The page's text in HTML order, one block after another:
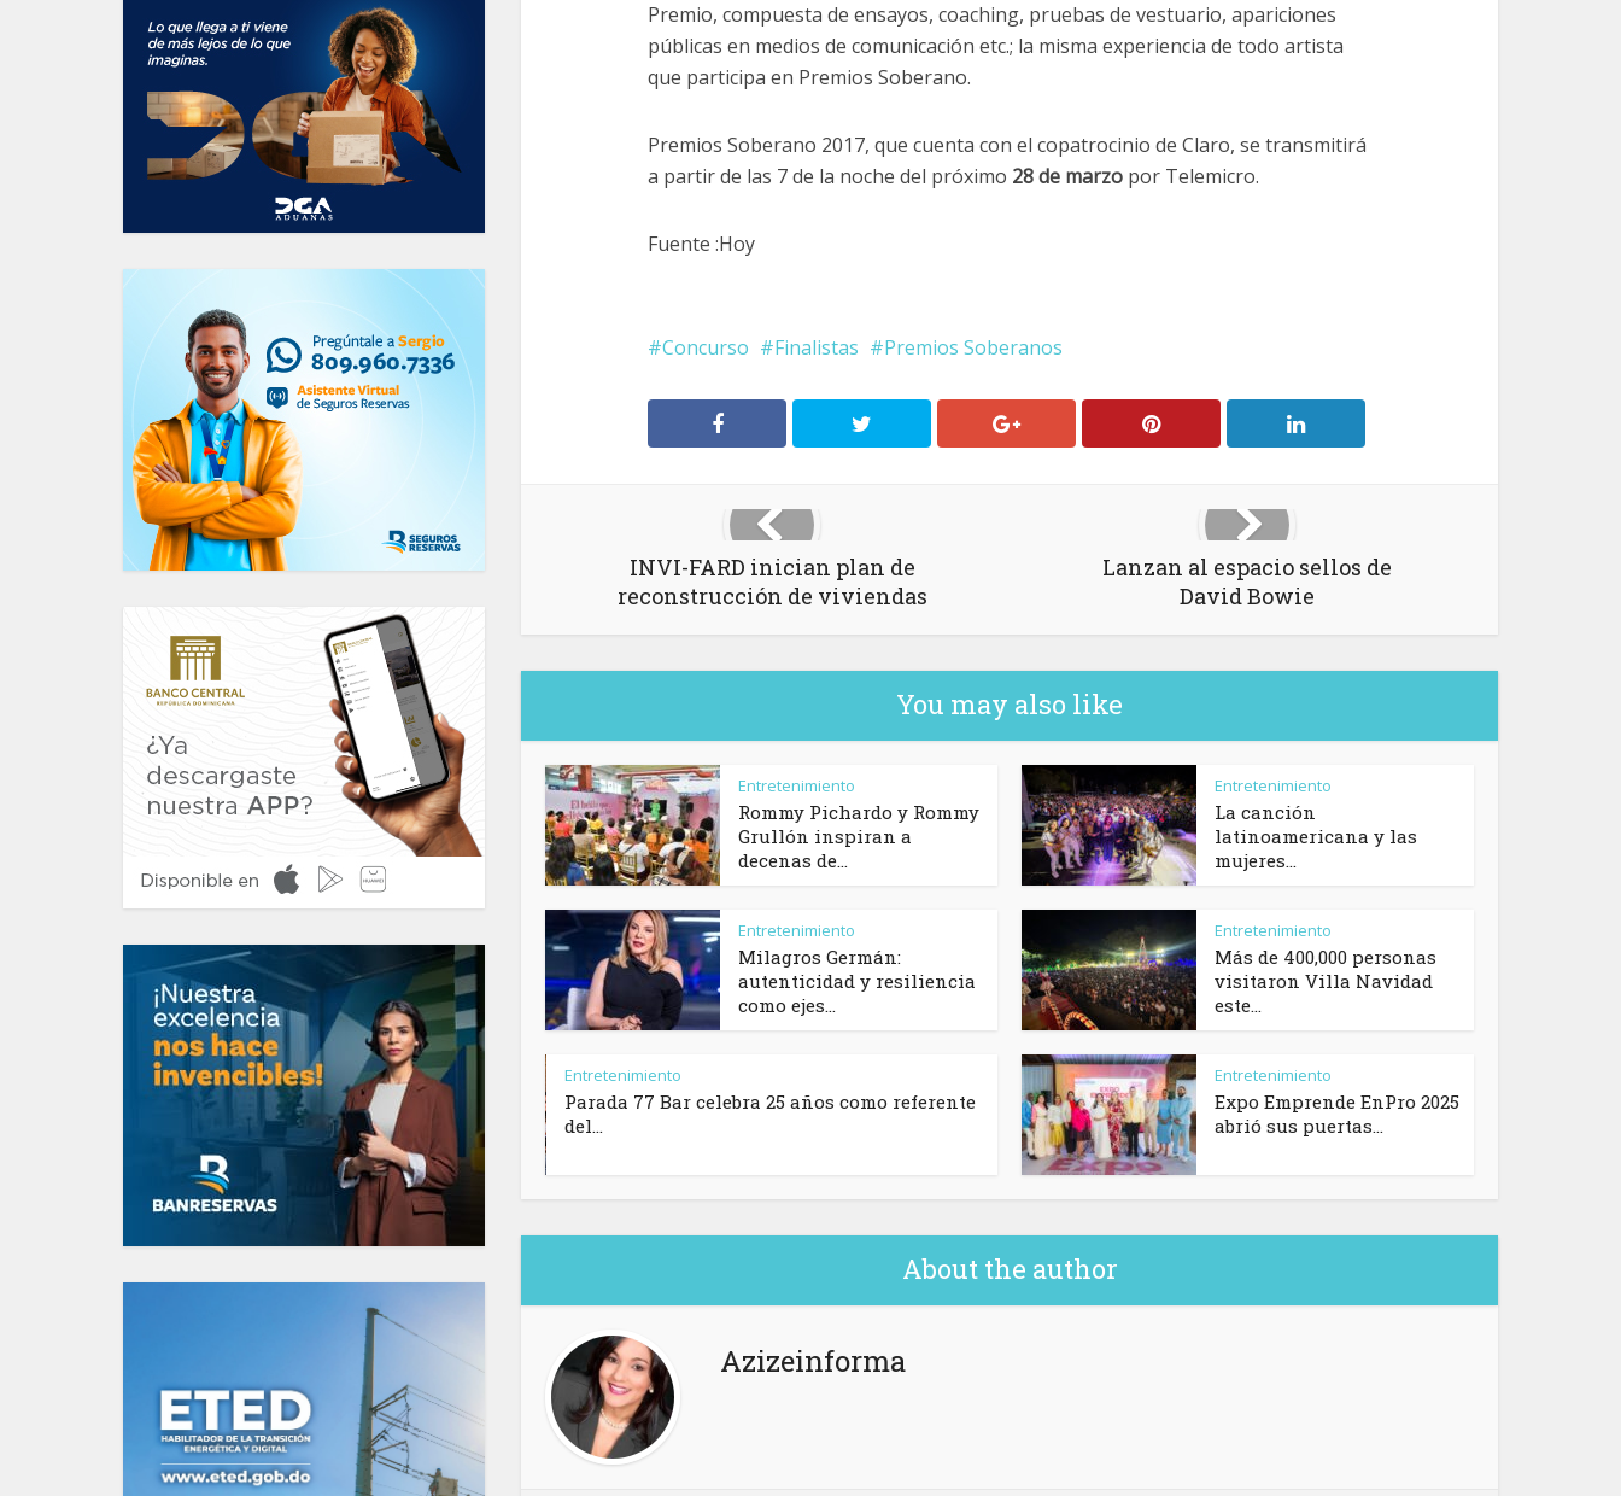
Premio, compuesta de ensayos, coaching, pruebas de vestuario, apariciones
públicas en medios de comunicación etc.; la misma experiencia de todo artista
que participa en Premios Soberano.
Premios Soberano 2017, que cuenta con el copatrocinio de Claro, se transmitirá
a partir de las 7 de la noche del próximo 28 de marzo por Telemicro.
Fuente :Hoy
Concurso Finalistas Premios Soberanos
INVI-FARD inician plan de
reconstrucción de viviendas
Lanzan al espacio sellos de
David Bowie
You may also like
Entretenimiento
Rommy Pichardo y Rommy
Grullón inspiran a
decenas de...
Entretenimiento
La canción
latinoamericana y las
mujeres...
Entretenimiento
Milagros Germán:
autenticidad y resiliencia
como ejes...
Entretenimiento
Más de 400,000 personas
visitaron Villa Navidad
este...
Entretenimiento
Parada 77 Bar celebra 25 años como referente
del...
Entretenimiento
Expo Emprende EnPro 2025
abrió sus puertas...
About the author
Azizeinforma